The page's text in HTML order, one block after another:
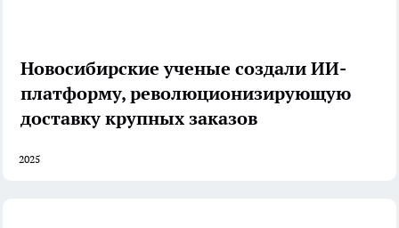
Новосибирские ученые создали ИИ-
платформу, революционизирующую
доставку крупных заказов
2025